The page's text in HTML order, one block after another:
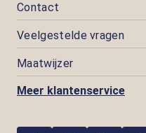
Contact
Veelgestelde vragen
Maatwijzer
Meer klantenservice